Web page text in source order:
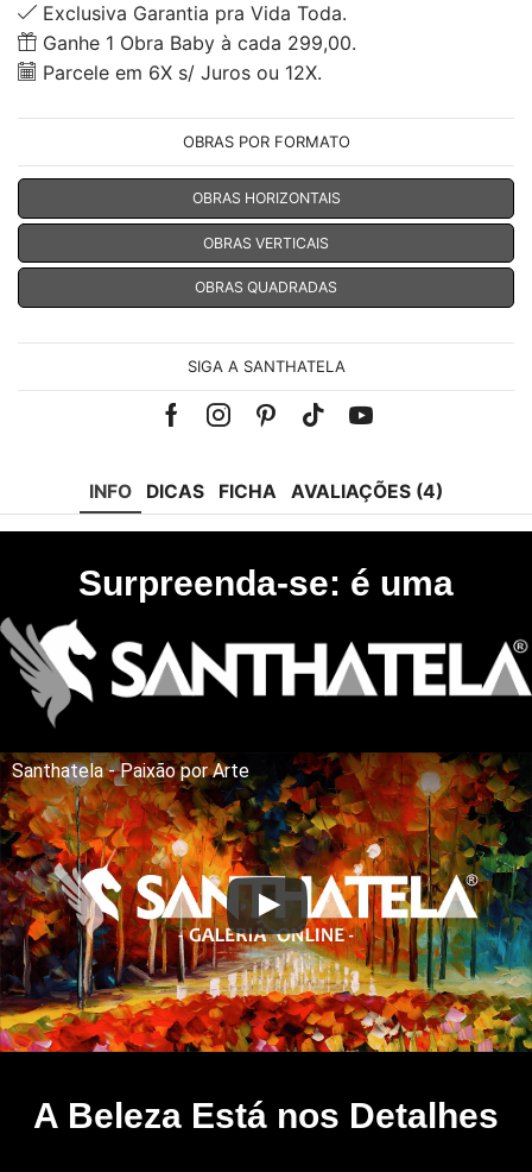
Exclusiva Garantia pra Vida Toda.
Ganhe 1 Obra Baby à cada 299,00.
Parcele em 6X s/ Juros ou 12X.
OBRAS POR FORMATO
OBRAS HORIZONTAIS
OBRAS VERTICAIS
OBRAS QUADRADAS
SIGA A SANTHATELA
FacebookInstagramPinterest
Tik-Youtube
INFO DICAS FICHA AVALIAÇÕES (4)
Surpreenda-se: é uma
Santhatela - Paixão por Arte
A Beleza Está nos Detalhes